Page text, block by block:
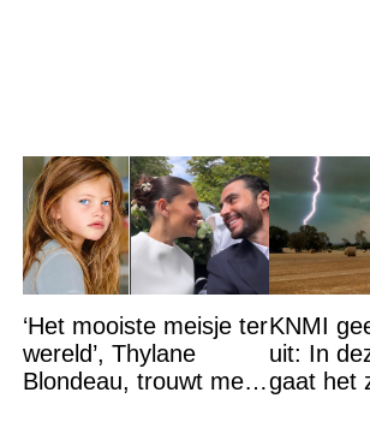
‘Het mooiste meisje ter
wereld’, Thylane
Blondeau, trouwt met
KNMI
uit: In
gaat het